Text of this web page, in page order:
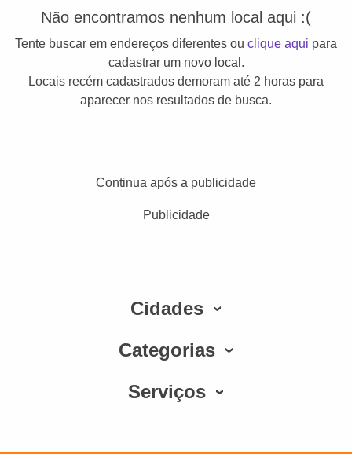
Não encontramos nenhum local aqui :(
Tente buscar em endereços diferentes ou clique aqui para
cadastrar um novo local.
Locais recém cadastrados demoram até 2 horas para
aparecer nos resultados de busca.
Continua após a publicidade
Publicidade
Cidades
Categorias
Serviços